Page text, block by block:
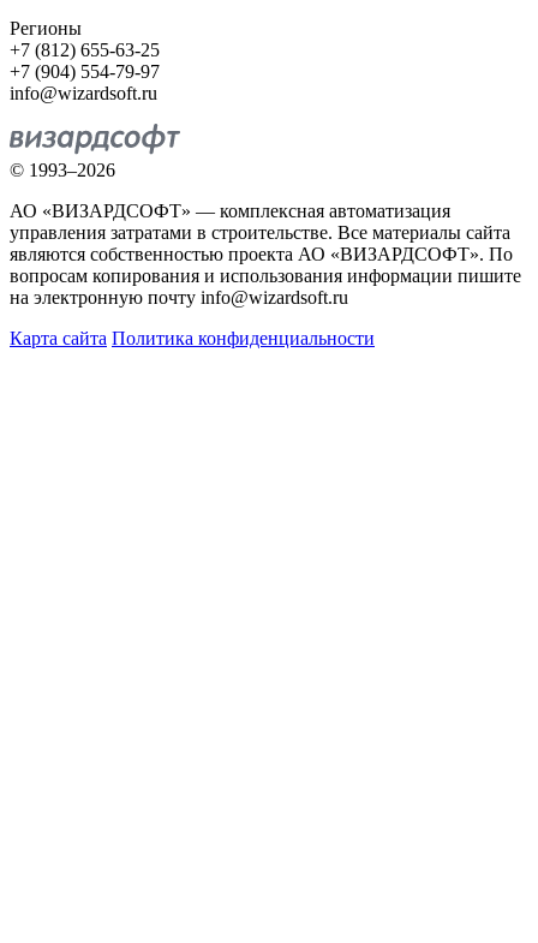
Регионы
+7 (812) 655-63-25
+7 (904) 554-79-97
info@wizardsoft.ru
© 1993–2026
АО «ВИЗАРДСОФТ» — комплексная автоматизация
управления затратами в строительстве. Все материалы сайта
являются собственностью проекта АО «ВИЗАРДСОФТ». По
вопросам копирования и использования информации пишите
на электронную почту info@wizardsoft.ru
Карта сайта Политика конфиденциальности